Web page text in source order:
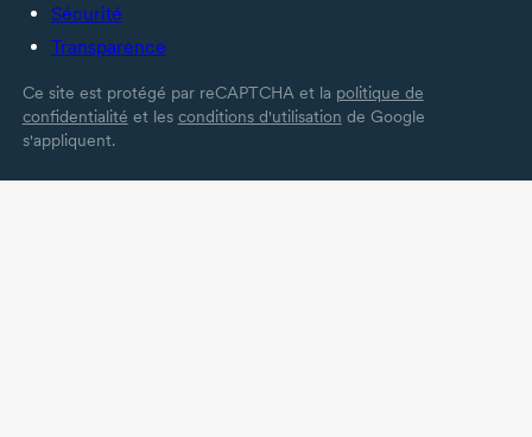
Sécurité
Transparence
Ce site est protégé par reCAPTCHA et la politique de
confidentialité et les conditions d'utilisation de Google
s'appliquent.